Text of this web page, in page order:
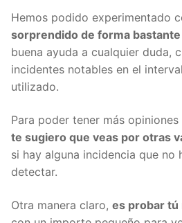
Hemos podido experimentado
sorprendido de forma
muy buena ayuda a cualquier
sin incidentes notables en el
utilizado.
Para poder tener más
expertos,te sugiero que veas
valoraciones para ver si hay
no hemos podido detectar.
Otra manera claro, es probar tú